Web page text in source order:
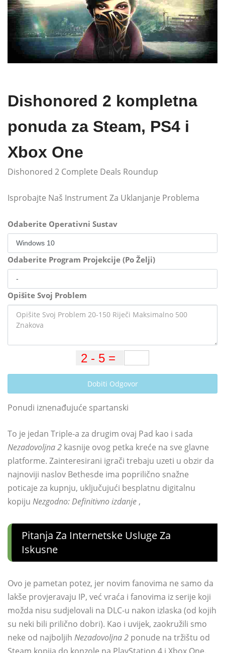
Dishonored 2 kompletna
ponuda za Steam, PS4 i
Xbox One
Dishonored 2 Complete Deals Roundup
Isprobajte Naš Instrument Za Uklanjanje Problema
Odaberite Operativni Sustav
Odaberite Program Projekcije (Po Želji)
Opišite Svoj Problem
Dobiti Odgovor
Ponudi iznenađujuće spartanski
To je jedan Triple-a za drugim ovaj Pad kao i sada
Nezadovoljna 2 kasnije ovog petka kreće na sve glavne
platforme. Zainteresirani igrači trebaju uzeti u obzir da
najnoviji naslov Bethesde ima poprilično snažne
poticaje za kupnju, uključujući besplatnu digitalnu
kopiju Nezgodno: Definitivno izdanje ,
Pitanja Za Internetske Usluge Za
Iskusne
Ovo je pametan potez, jer novim fanovima ne samo da
lakše provjeravaju IP, već vraća i fanovima iz serije koji
možda nisu sudjelovali na DLC-u nakon izlaska (od kojih
su neki bili prilično dobri). Kao i uvijek, zaokružili smo
neke od najboljih Nezadovoljna 2 ponude na tržištu od